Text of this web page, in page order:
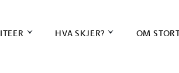
HVA SKJER? OM